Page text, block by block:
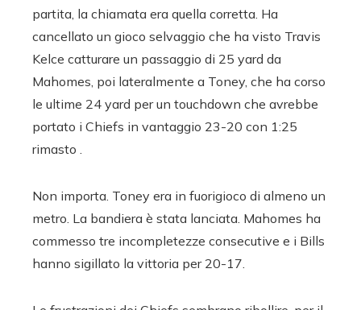
partita, la chiamata era quella corretta. Ha
cancellato un gioco selvaggio che ha visto Travis
Kelce catturare un passaggio di 25 yard da
Mahomes, poi lateralmente a Toney, che ha corso
le ultime 24 yard per un touchdown che avrebbe
portato i Chiefs in vantaggio 23-20 con 1:25
rimasto .
Non importa. Toney era in fuorigioco di almeno un
metro. La bandiera è stata lanciata. Mahomes ha
commesso tre incompletezze consecutive e i Bills
hanno sigillato la vittoria per 20-17.